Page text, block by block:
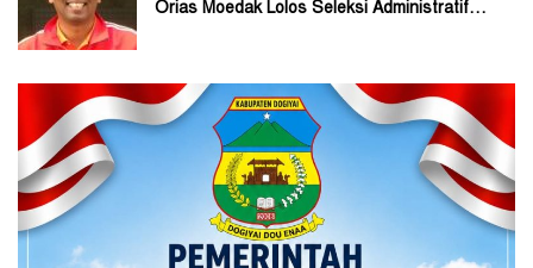
Orias Moedak Lolos Seleksi Administratif